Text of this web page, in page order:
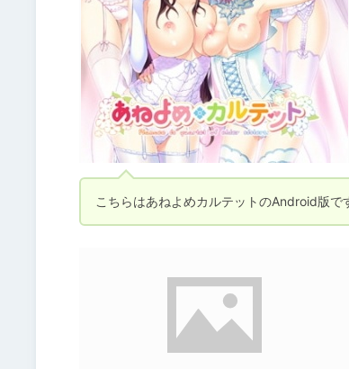
こちらはあねよめカルテットのAndroid版で